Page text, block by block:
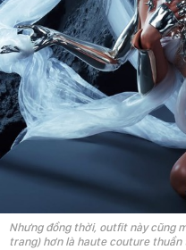
Nhưng đồng thời, outfit này cũng
trang) hơn là haute couture thuần